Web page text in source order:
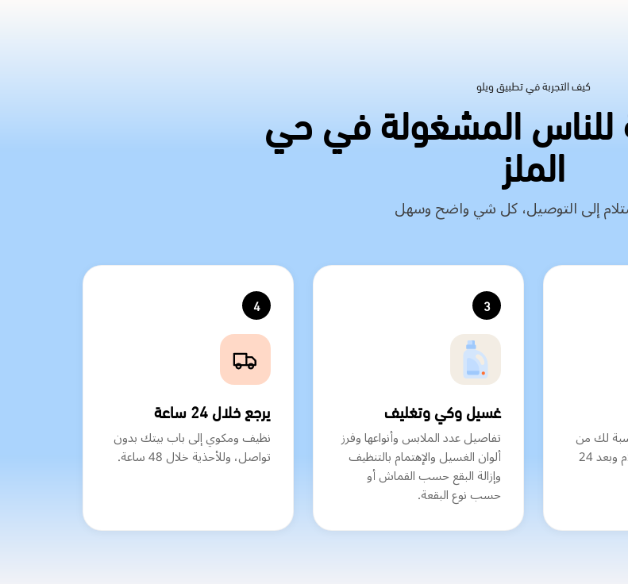
كيف التجربة في تطبيق ويلو
المشغولة في حي
الملز
إلى التوصيل، كل شي واضح وسهل
لك من
التطبيق ونجيك للإستلام وبعد 24
3
غسيل وكي وتغليف
تفاصيل عدد الملابس وأنواعها وفرز
ألوان الغسيل والإهتمام بالتنظيف
وإزالة البقع حسب القماش أو
حسب نوع البقعة.
4
يرجع خلال 24 ساعة
نظيف ومكوي إلى باب بيتك بدون
تواصل، وللأحذية خلال 48 ساعة.